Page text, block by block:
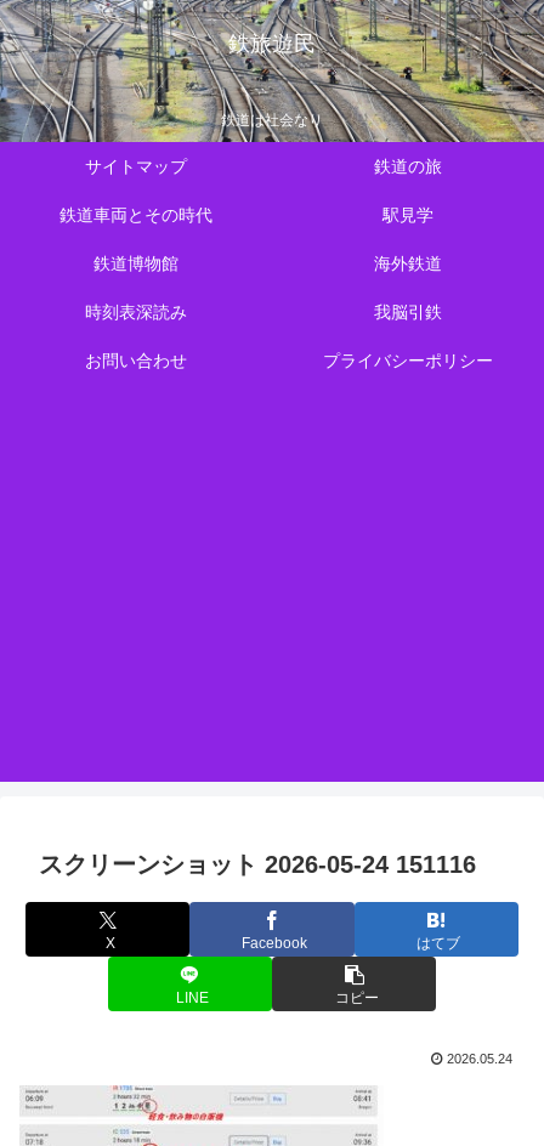
鉄旅遊民
鉄道は社会なり
サイトマップ 鉄道の旅
鉄道車両とその時代 駅見学
鉄道博物館 海外鉄道
時刻表深読み 我脳引鉄
お問い合わせ プライバシーポリシー
スクリーンショット 2026-05-24 151116
X Facebook はてブ
LINE コピー
2026.05.24